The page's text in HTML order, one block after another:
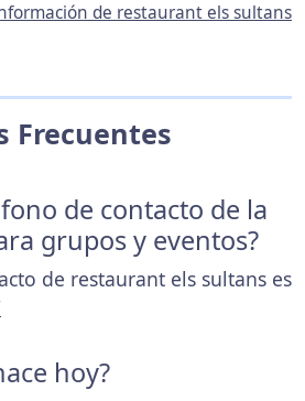
de restaurant els sultans
Frecuentes
de contacto de la
grupos y eventos?
de restaurant els sultans es
hoy?